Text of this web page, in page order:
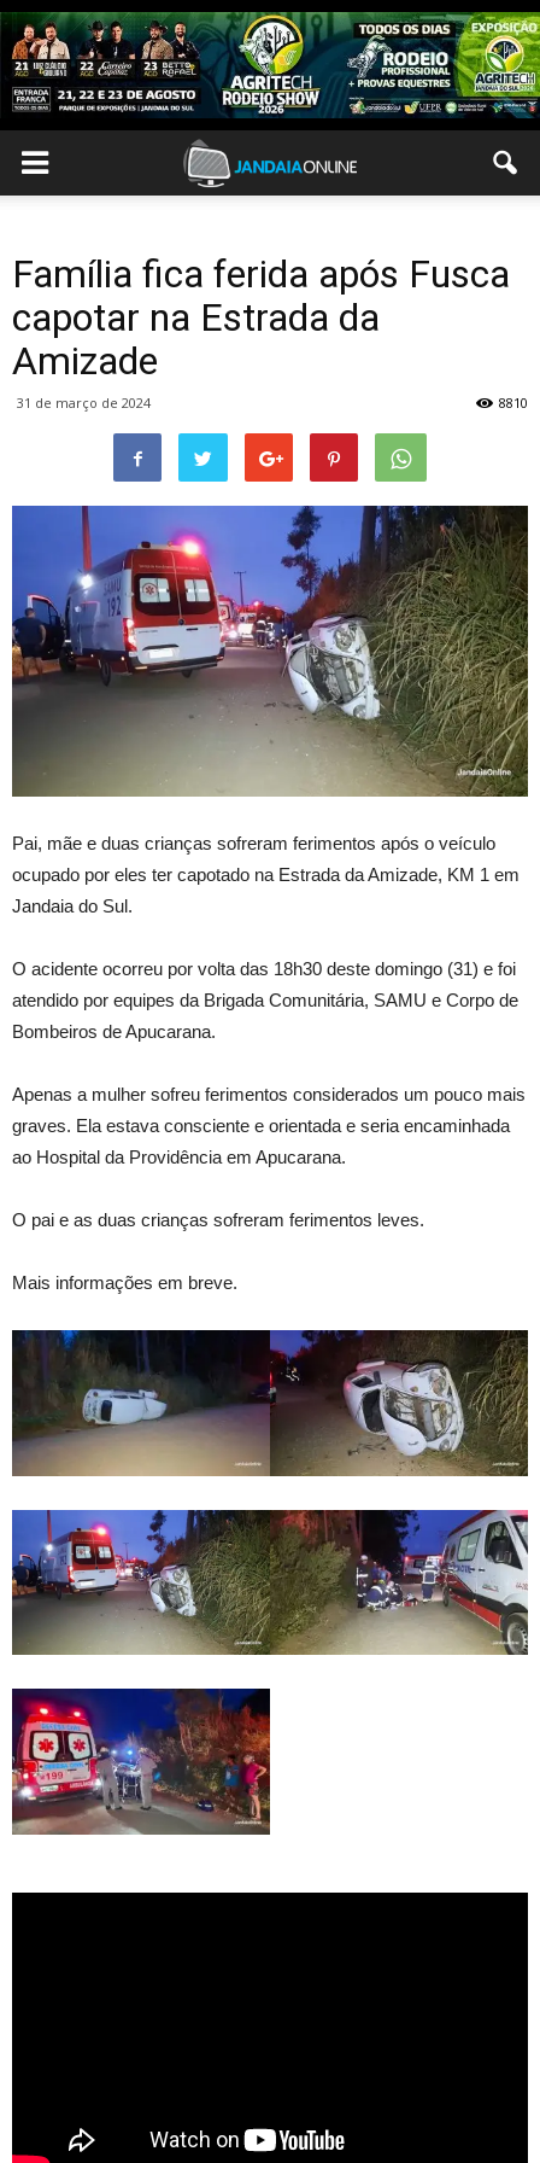
Família fica ferida após Fusca
capotar na Estrada da
Amizade
31 de março de 2024 8810
Pai, mãe e duas crianças sofreram ferimentos após o veículo
ocupado por eles ter capotado na Estrada da Amizade, KM 1 em
Jandaia do Sul.
O acidente ocorreu por volta das 18h30 deste domingo (31) e foi
atendido por equipes da Brigada Comunitária, SAMU e Corpo de
Bombeiros de Apucarana.
Apenas a mulher sofreu ferimentos considerados um pouco mais
graves. Ela estava consciente e orientada e seria encaminhada
ao Hospital da Providência em Apucarana.
O pai e as duas crianças sofreram ferimentos leves.
Mais informações em breve.